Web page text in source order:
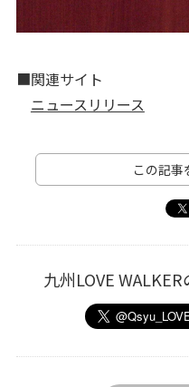
■関連サイト
ニュースリリース
この記事
九州LOVE